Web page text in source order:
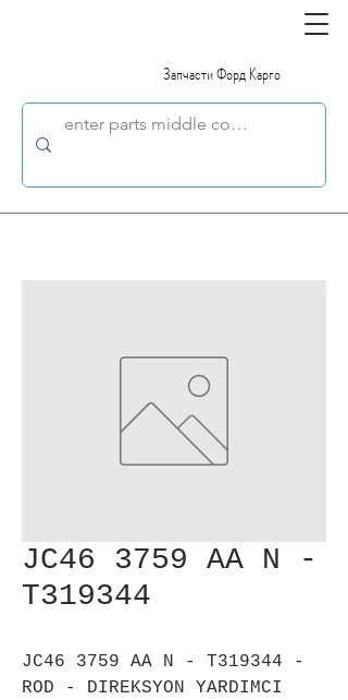
Запчасти Форд Карго
JC46 3759 AA N -
T319344
JC46 3759 AA N - T319344 -
ROD - DIREKSYON YARDIMCI